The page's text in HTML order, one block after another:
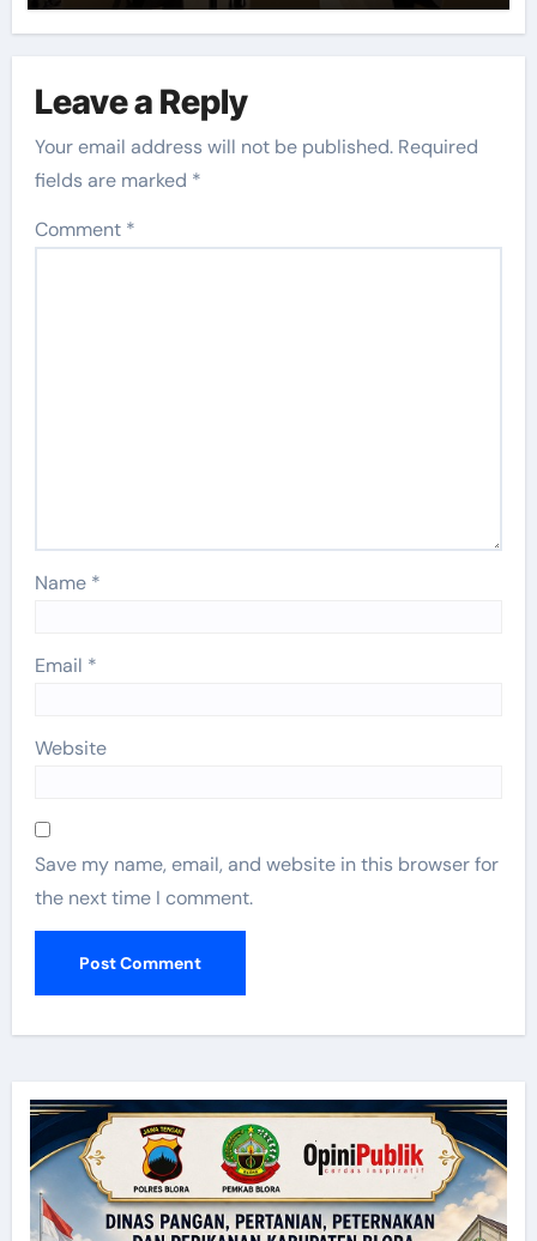
Leave a Reply
Your email address will not be published. Required
fields are marked *
Comment *
Name *
Email *
Website
Save my name, email, and website in this browser for
the next time I comment.